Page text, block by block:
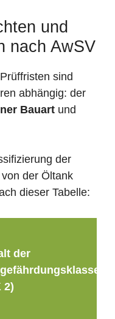
und
nach AwSV
sind
abhängig: der
Bauart und
der
der Öltank
dieser Tabelle:
der
2)